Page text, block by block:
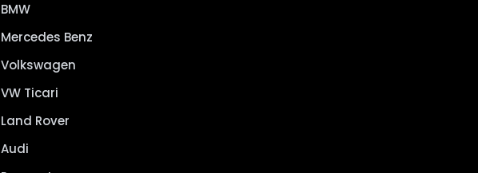
BMW
Mercedes Benz
Volkswagen
VW Ticari
Land Rover
Audi